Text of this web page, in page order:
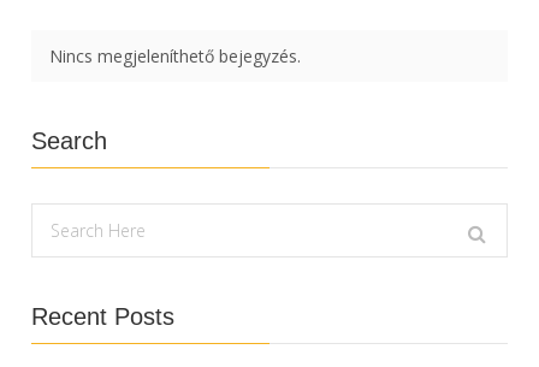
Nincs megjeleníthető bejegyzés.
Search
Recent Posts